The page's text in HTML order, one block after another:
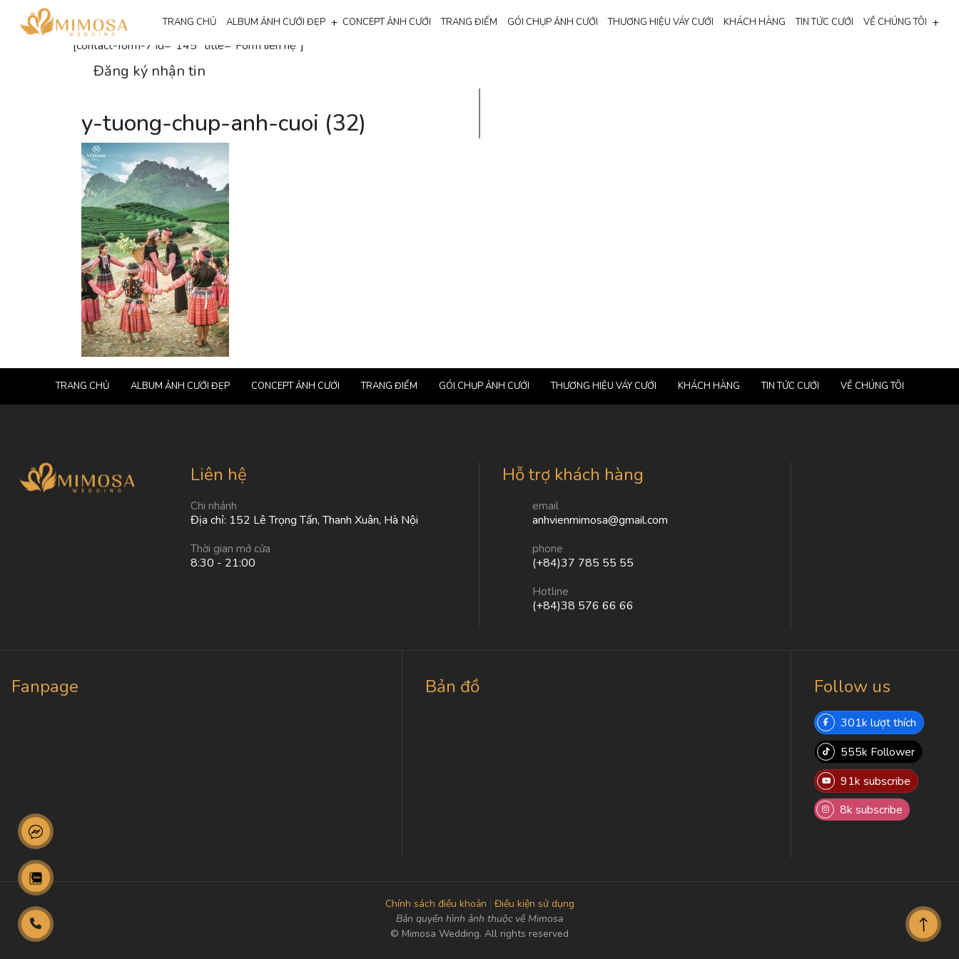
TRANG CHỦ ALBUM ẢNH CƯỚI ĐẸP + CONCEPT ẢNH CƯỚI TRANG ĐIỂM GÓI CHỤP ẢNH CƯỚI THƯƠNG HIỆU VÁY CƯỚI KHÁCH HÀNG TIN TỨC CƯỚI VỀ CHÚNG TÔI +
Đăng ký nhận thông tin
[contact-form-7 id="145" title="Form liên hệ"]
Đăng ký nhận tin
y-tuong-chup-anh-cuoi (32)
TRANG CHỦ ALBUM ẢNH CƯỚI ĐẸP CONCEPT ẢNH CƯỚI TRANG ĐIỂM GÓI CHỤP ẢNH CƯỚI THƯƠNG HIỆU VÁY CƯỚI KHÁCH HÀNG TIN TỨC CƯỚI VỀ CHÚNG TÔI
Liên hệ
Chi nhánh
Địa chỉ: 152 Lê Trọng Tấn, Thanh Xuân, Hà Nội
Thời gian mở cửa
8:30 - 21:00
Hỗ trợ khách hàng
email
anhvienmimosa@gmail.com
phone
(+84)37 785 55 55
Hotline
(+84)38 576 66 66
Fanpage Bản đồ Follow us
301k lượt thích
555k Follower
91k subscribe
8k subscribe
Chính sách điều khoản
Điều kiện sử dụng
Bản quyền hình ảnh thuộc về Mimosa
© Mimosa Wedding. All rights reserved